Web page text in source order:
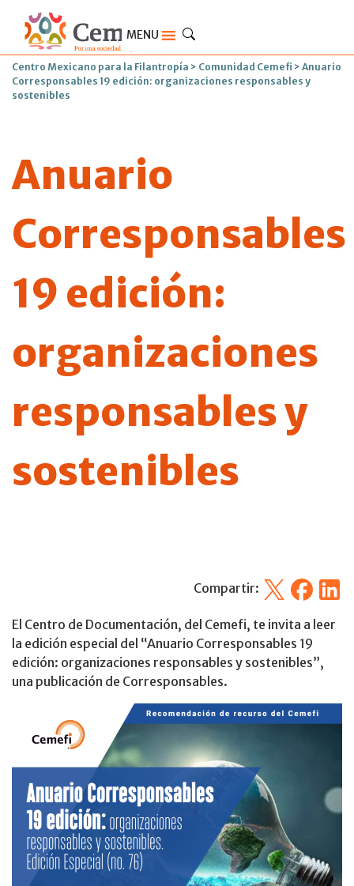
MENU
Centro Mexicano para la Filantropía > Comunidad Cemefi > Anuario
Corresponsables 19 edición: organizaciones responsables y
sostenibles
Anuario
Corresponsables
19 edición:
organizaciones
responsables y
sostenibles
Compartir: X Facebook
El Centro de Documentación, del Cemefi, te invita a leer
la edición especial del “Anuario Corresponsables 19
edición: organizaciones responsables y sostenibles”,
una publicación de Corresponsables.